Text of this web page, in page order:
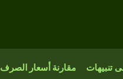
تنبيهات مقارنة أسعار الصرف